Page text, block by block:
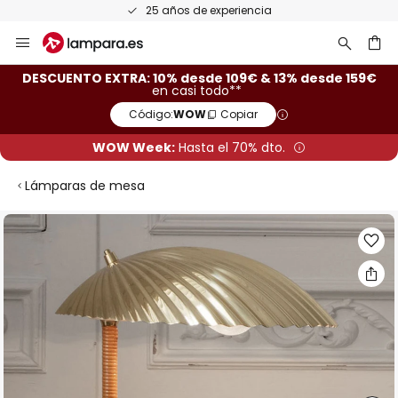
25 años de experiencia
al
contenido
DESCUENTO EXTRA: 10% desde 109€ & 13% desde 159€
en casi todo**
Código:WOW Copiar
WOW Week: Hasta el 70% dto.
Lámparas de mesa
Saltar
de
galería
imágenes